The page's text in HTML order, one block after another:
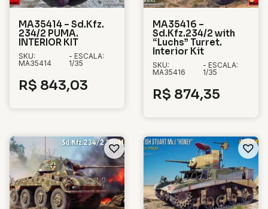
MA35414 – Sd.Kfz.
234/2 PUMA.
INTERIOR KIT
SKU:
MA35414
- ESCALA:
1/35
R$ 843,03
MA35416 –
Sd.Kfz.234/2 with
“Luchs” Turret.
Interior Kit
SKU:
MA35416
- ESCALA:
1/35
R$ 874,35